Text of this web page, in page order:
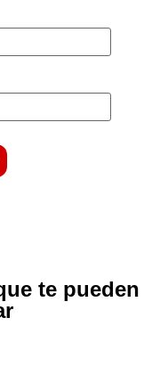
te pueden